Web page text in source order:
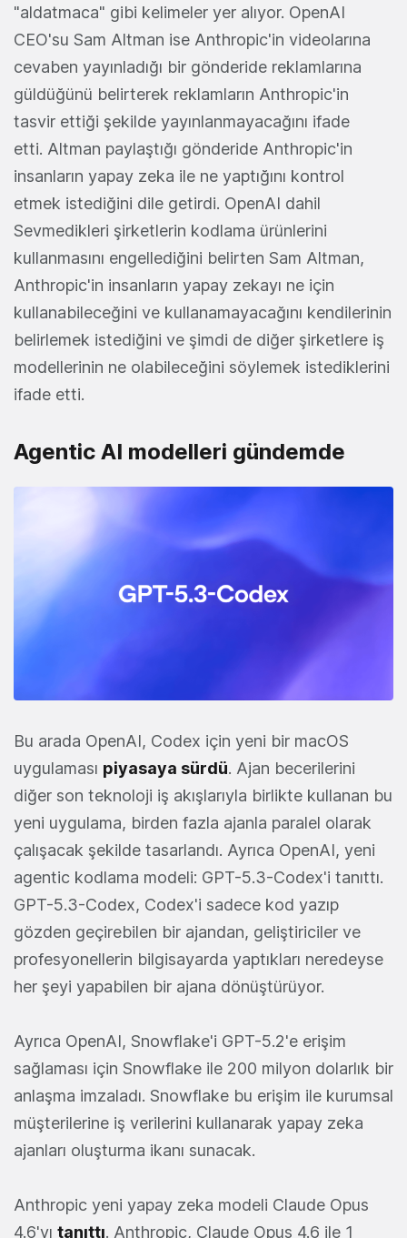
"aldatmaca" gibi kelimeler yer alıyor. OpenAI
CEO'su Sam Altman ise Anthropic'in videolarına
cevaben yayınladığı bir gönderide reklamlarına
güldüğünü belirterek reklamların Anthropic'in
tasvir ettiği şekilde yayınlanmayacağını ifade
etti. Altman paylaştığı gönderide Anthropic'in
insanların yapay zeka ile ne yaptığını kontrol
etmek istediğini dile getirdi. OpenAI dahil
Sevmedikleri şirketlerin kodlama ürünlerini
kullanmasını engellediğini belirten Sam Altman,
Anthropic'in insanların yapay zekayı ne için
kullanabileceğini ve kullanamayacağını kendilerinin
belirlemek istediğini ve şimdi de diğer şirketlere iş
modellerinin ne olabileceğini söylemek istediklerini
ifade etti.
Agentic AI modelleri gündemde
Bu arada OpenAI, Codex için yeni bir macOS
uygulaması piyasaya sürdü. Ajan becerilerini
diğer son teknoloji iş akışlarıyla birlikte kullanan bu
yeni uygulama, birden fazla ajanla paralel olarak
çalışacak şekilde tasarlandı. Ayrıca OpenAI, yeni
agentic kodlama modeli: GPT-5.3-Codex'i tanıttı.
GPT-5.3-Codex, Codex'i sadece kod yazıp
gözden geçirebilen bir ajandan, geliştiriciler ve
profesyonellerin bilgisayarda yaptıkları neredeyse
her şeyi yapabilen bir ajana dönüştürüyor.
Ayrıca OpenAI, Snowflake'i GPT-5.2'e erişim
sağlaması için Snowflake ile 200 milyon dolarlık bir
anlaşma imzaladı. Snowflake bu erişim ile kurumsal
müşterilerine iş verilerini kullanarak yapay zeka
ajanları oluşturma ikanı sunacak.
Anthropic yeni yapay zeka modeli Claude Opus
4.6'yı tanıttı. Anthropic, Claude Opus 4.6 ile 1